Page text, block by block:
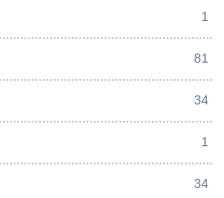
1
81
34
1
34